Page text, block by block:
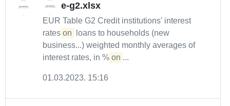
e-g2.xlsx
EUR Table G2 Credit institutions' interest
rates on
loans to households (new
business...) weighted monthly averages of
interest rates, in % on ...
01.03.2023. 15:16